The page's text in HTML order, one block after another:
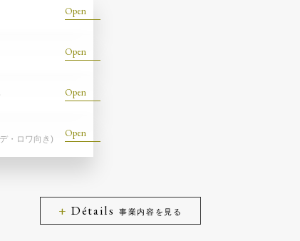
Détails 事業内容を見る